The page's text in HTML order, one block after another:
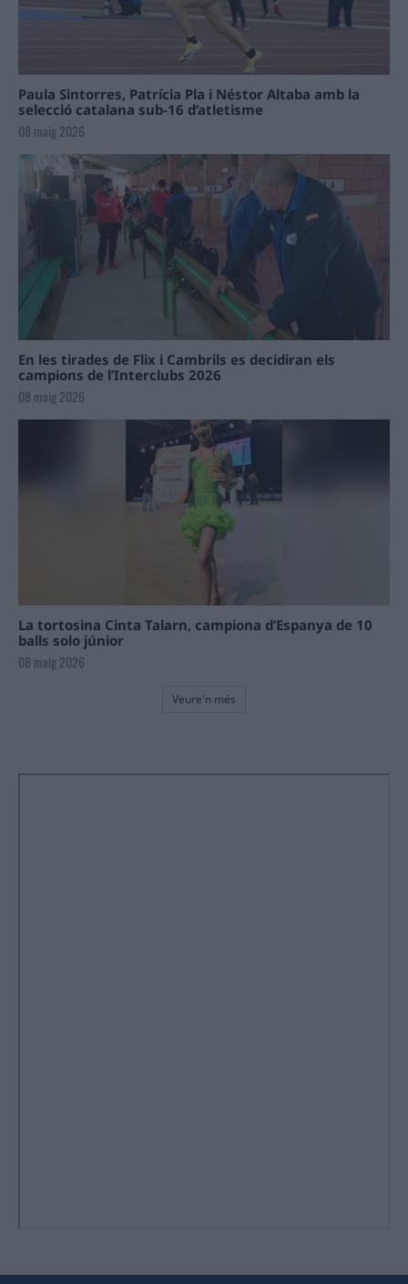
Paula Sintorres, Patrícia Pla i Néstor Altaba amb la
selecció catalana sub-16 d’atletisme
08 maig 2026
En les tirades de Flix i Cambrils es decidiran els
campions de l’Interclubs 2026
08 maig 2026
La tortosina Cinta Talarn, campiona d’Espanya de 10
balls solo júnior
08 maig 2026
Veure'n més